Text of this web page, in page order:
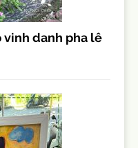
vinh danh pha lê